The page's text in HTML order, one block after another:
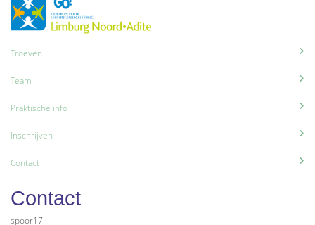
Troeven
Team
Praktische info
Inschrijven
Contact
Contact
spoor17